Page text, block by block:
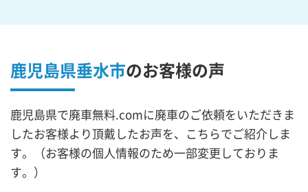
鹿児島県垂水市のお客様の声
鹿児島県で廃車無料.comに廃車のご依頼をいただきま
したお客様より頂戴したお声を、こちらでご紹介しま
す。（お客様の個人情報のため一部変更しておりま
す。）